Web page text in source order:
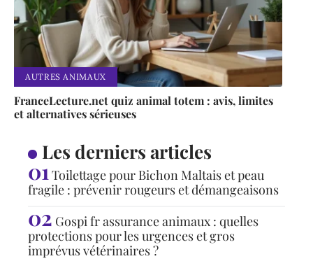
AUTRES ANIMAUX
FranceLecture.net quiz animal totem : avis, limites
et alternatives sérieuses
Les derniers articles
Toilettage pour Bichon Maltais et peau
fragile : prévenir rougeurs et démangeaisons
Gospi fr assurance animaux : quelles
protections pour les urgences et gros
imprévus vétérinaires ?